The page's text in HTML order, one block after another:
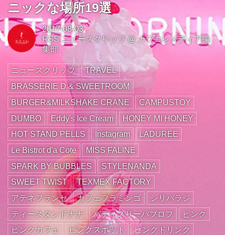
ニックな場所19選
2017-08-03
RSS ニュースクリップ@カワコレメディア編
集部
ニュースクリップ
TRAVEL
BRASSERIE D & SWEETROOM
BURGER&MILKSHAKE CRANE
CAMPUSTOY
DUMBO
Eddy's Ice Cream
HONEY MI HONEY
HOT STAND PELLS
Instagram
LADUREE
Le Bistrot d'a Cote
MISS FALINE
SPARK BY BUBBLES
STYLENANDA
SWEET TWIST
TEXMEX FACTORY
アテネフランセ
カフェフラミンゴ
シリバラジ
ティースタンドナナ
パティスリーパブロフ
ピンク
ピンクカフェ
ピンクスポット
ピンクドリンク